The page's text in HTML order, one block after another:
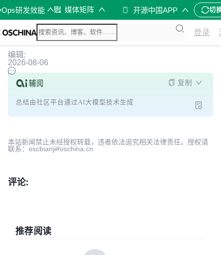
研发效能 媒体矩阵 开源中国APP 切
登录
编辑:
2026-08-06
复制
总结由社区平台通过AI大模型技术生成
本站新闻禁止未经授权转载，违者依法追究相关法律责任。授权请
联系：oscbianji#oschina.cn
评论:
推荐阅读